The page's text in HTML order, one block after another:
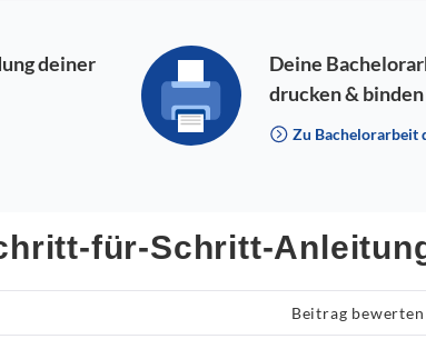
deiner
Deine
drucken &
Zu Bachelorarbeit
für-Schritt-
Beitrag bewerten